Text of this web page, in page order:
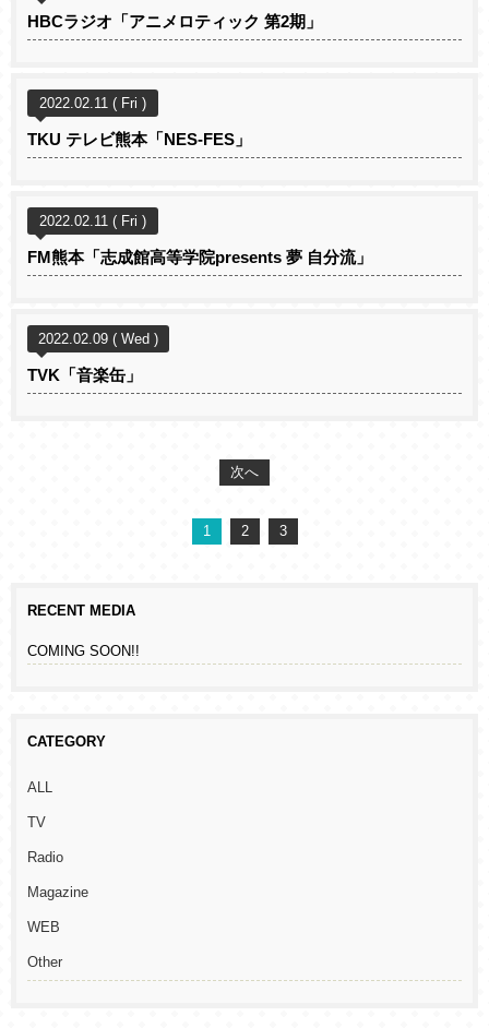
HBCラジオ「アニメロティック 第2期」
2022.02.11 ( Fri )
TKU テレビ熊本「NES-FES」
2022.02.11 ( Fri )
FM熊本「志成館高等学院presents 夢 自分流」
2022.02.09 ( Wed )
TVK「音楽缶」
次へ
1 2 3
RECENT MEDIA
COMING SOON!!
CATEGORY
ALL
TV
Radio
Magazine
WEB
Other